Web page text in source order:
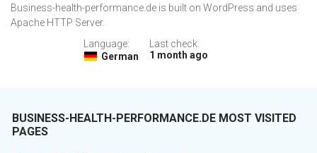
Business-health-performance.de is built on WordPress and uses
Apache HTTP Server.
Language:
German
Last check:
1 month ago
BUSINESS-HEALTH-PERFORMANCE.DE MOST VISITED
PAGES